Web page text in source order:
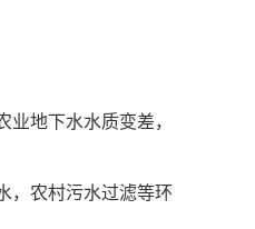
地下水水质变差，
，农村污水过滤等环